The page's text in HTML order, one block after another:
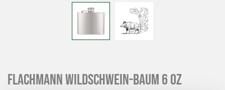
Flachmann Wildschwein-Baum 6 oz